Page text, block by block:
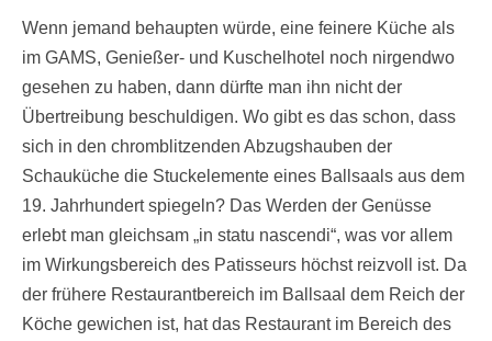
Wenn jemand behaupten würde, eine feinere Küche als
im GAMS, Genießer- und Kuschelhotel noch nirgendwo
gesehen zu haben, dann dürfte man ihn nicht der
Übertreibung beschuldigen. Wo gibt es das schon, dass
sich in den chromblitzenden Abzugshauben der
Schauküche die Stuckelemente eines Ballsaals aus dem
19. Jahrhundert spiegeln? Das Werden der Genüsse
erlebt man gleichsam „in statu nascendi“, was vor allem
im Wirkungsbereich des Patisseurs höchst reizvoll ist. Da
der frühere Restaurantbereich im Ballsaal dem Reich der
Köche gewichen ist, hat das Restaurant im Bereich des